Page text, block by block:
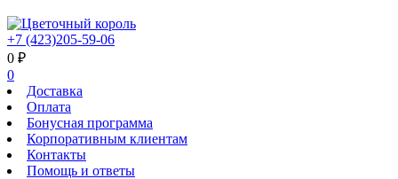
+7 (423)205-59-06
0 ₽
0
Доставка
Оплата
Бонусная программа
Корпоративным клиентам
Контакты
Помощь и ответы